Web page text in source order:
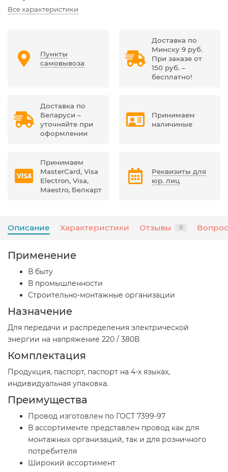
Все характеристики
Пункты
самовывоза
Доставка по
Минску 9 руб.
При заказе от
150 руб. –
бесплатно!
Доставка по
Беларуси –
уточняйте при
оформлении
Принимаем
наличиные
Принимаем
MasterCard, Visa
Electron, Visa,
Maestro, Белкарт
Реквизиты для
юр. лиц
Описание Характеристики Отзывы 0
Применение
В быту
В промышленности
Cтроительно-монтажные организации
Назначение
Для передачи и распределения электрической
энергии на напряжение 220 / 380В
Комплектация
Продукция, паспорт, паспорт на 4-х языках,
индивидуальная упаковка.
Преимущества
Провод изготовлен по ГОСТ 7399-97
В ассортименте представлен провод как для
монтажных организаций, так и для розничного
потребителя
Широкий ассортимент